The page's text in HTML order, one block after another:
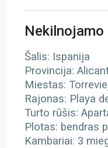
Šalis: Ispanija
Provincija:
Miestas:
Rajonas: Playa
Turto rūšis:
Plotas: bendras
Kambariai: 3